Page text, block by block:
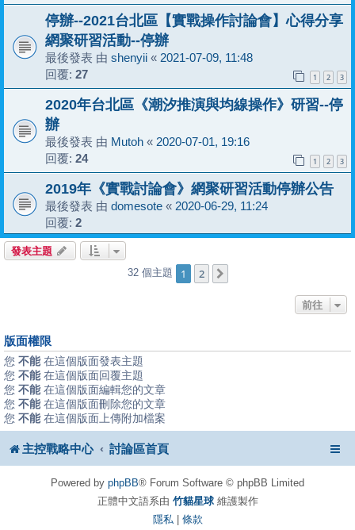
停辦--2021台北區【實戰操作討論會】心得分享
網聚研習活動--停辦
最後發表 由 shenyii « 2021-07-09, 11:48
回覆: 27 1 2 3
2020年台北區《潮汐推演與均線操作》研習--停
辦
最後發表 由 Mutoh « 2020-07-01, 19:16
回覆: 24 1 2 3
2019年《實戰討論會》網聚研習活動停辦公告
最後發表 由 domesote « 2020-06-29, 11:24
回覆: 2
發表主題
32 個主題 1 2
前往
版面權限
您 不能在這個版面發表主題
您 不能在這個版面回覆主題
您 不能在這個版面編輯您的文章
您 不能在這個版面刪除您的文章
您 不能在這個版面上傳附加檔案
主控戰略中心 討論區首頁
Powered by phpBB® Forum Software © phpBB Limited
正體中文語系由 竹貓星球維護製作
隱私| 條款